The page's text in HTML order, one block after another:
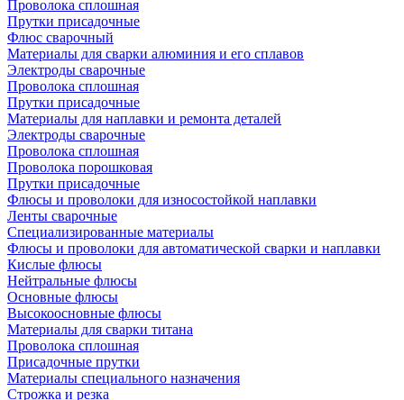
Проволока сплошная
Прутки присадочные
Флюс сварочный
Материалы для сварки алюминия и его сплавов
Электроды сварочные
Проволока сплошная
Прутки присадочные
Материалы для наплавки и ремонта деталей
Электроды сварочные
Проволока сплошная
Проволока порошковая
Прутки присадочные
Флюсы и проволоки для износостойкой наплавки
Ленты сварочные
Специализированные материалы
Флюсы и проволоки для автоматической сварки и наплавки
Кислые флюсы
Нейтральные флюсы
Основные флюсы
Высокоосновные флюсы
Материалы для сварки титана
Проволока сплошная
Присадочные прутки
Материалы специального назначения
Строжка и резка